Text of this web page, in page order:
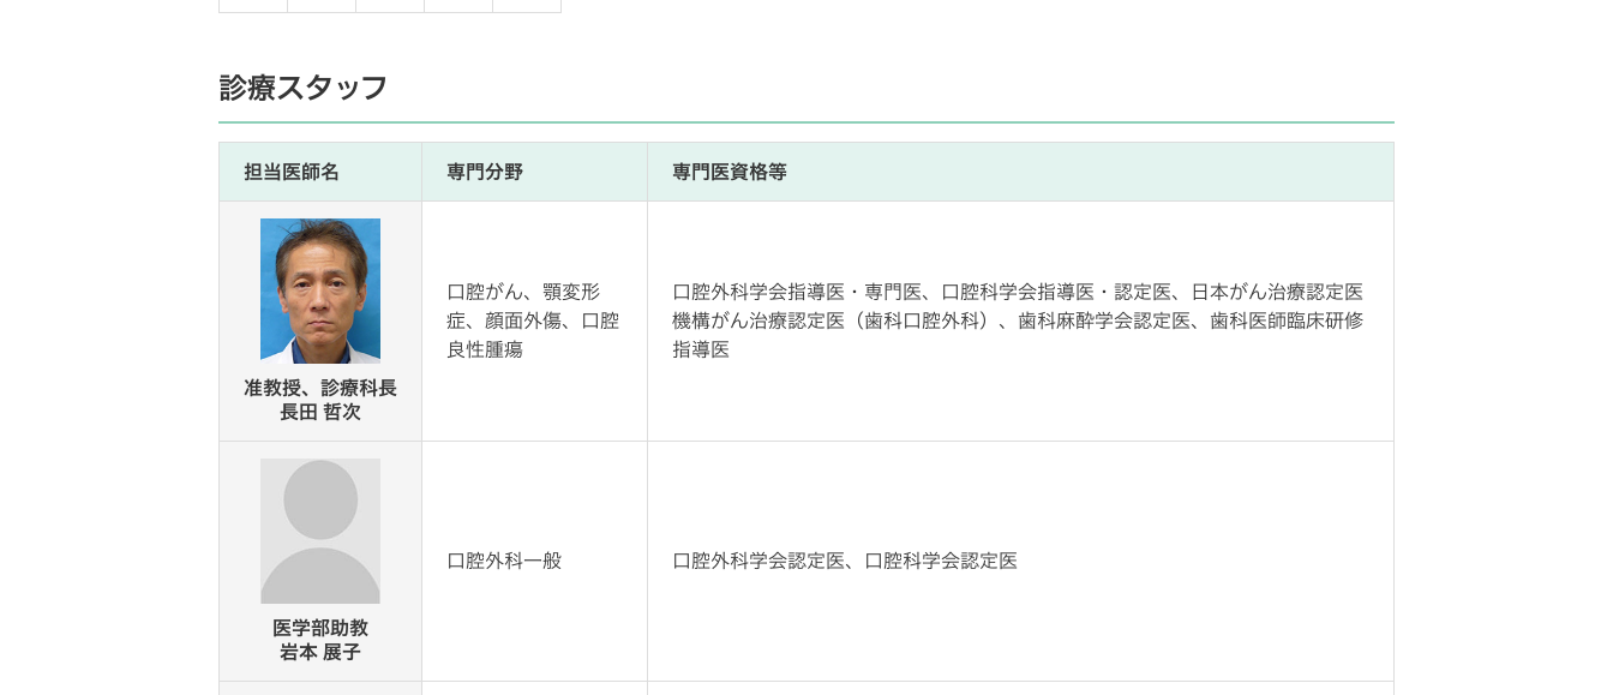
診療スタッフ
担当医師名 専門分野 専門医資格等
准教授、診療科長
長田 哲次
口腔がん、顎変形
症、顔面外傷、口腔
良性腫瘍
口腔外科学会指導医・専門医、口腔科学会指導医・認定医、日本がん治療認定医
機構がん治療認定医（歯科口腔外科）、歯科麻酔学会認定医、歯科医師臨床研修
指導医
医学部助教
岩本 展子
口腔外科一般 口腔外科学会認定医、口腔科学会認定医